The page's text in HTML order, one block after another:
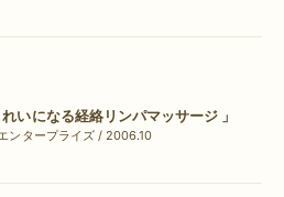
いになる経絡リンパマッサージ 」
ンタープライズ / 2006.10